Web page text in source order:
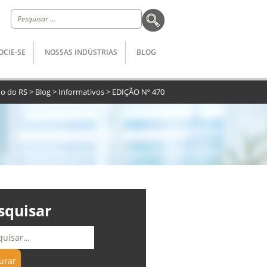
Pesquisar
por:
SE NOSSAS INDÚSTRIAS BLOG
do RS> Blog> Informativos> EDIÇÃO Nº 470